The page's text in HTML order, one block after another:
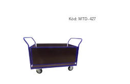
Kód: MTD-427